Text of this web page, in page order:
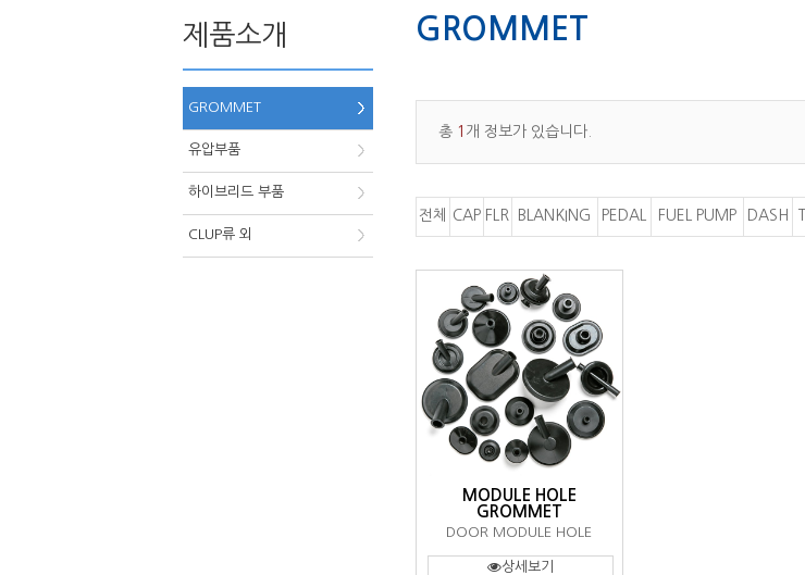
제품소개
GROMMET
유압부품
하이브리드 부품
CLUP류 외
GROMMET
총 1 개 정보가 있습니다.
전체 CAP FLR BLANKING PEDAL FUEL PUMP DASH
MODULE HOLE
GROMMET
DOOR MODULE HOLE
상세보기